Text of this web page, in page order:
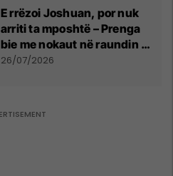
E rrëzoi Joshuan, por nuk
arriti ta mposhtë – Prenga
bie me nokaut në raundin e
dytë
26/07/2026